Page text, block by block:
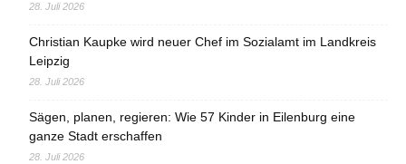
28. Juli 2026
Christian Kaupke wird neuer Chef im Sozialamt im Landkreis
Leipzig
28. Juli 2026
Sägen, planen, regieren: Wie 57 Kinder in Eilenburg eine
ganze Stadt erschaffen
28. Juli 2026